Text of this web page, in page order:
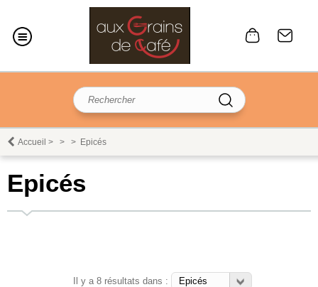
Accueil > > > Epicés
Epicés
Il y a 8 résultats dans :